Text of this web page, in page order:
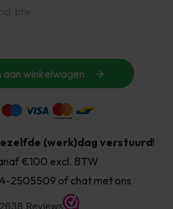
btw
aan winkelwagen
(werk)dag verstuurd!
€100 excl. BTW
2505509 of chat met ons